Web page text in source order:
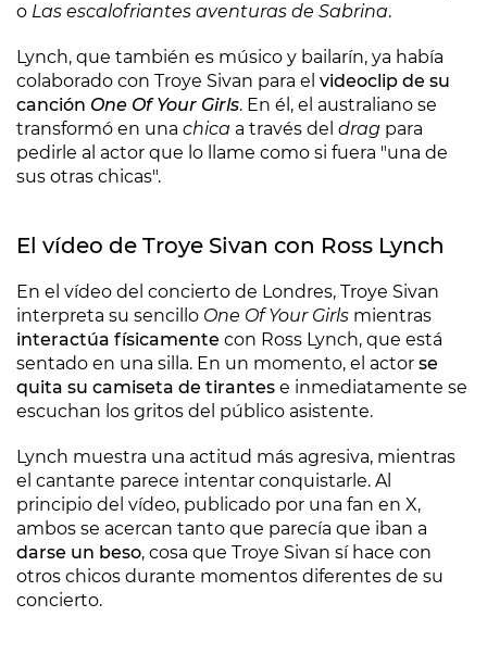
o Las escalofriantes aventuras de Sabrina.
Lynch, que también es músico y bailarín, ya había
colaborado con Troye Sivan para el videoclip de su
canción One Of Your Girls. En él, el australiano se
transformó en una chica a través del drag para
pedirle al actor que lo llame como si fuera "una de
sus otras chicas".
El vídeo de Troye Sivan con Ross Lynch
En el vídeo del concierto de Londres, Troye Sivan
interpreta su sencillo One Of Your Girls mientras
interactúa físicamente con Ross Lynch, que está
sentado en una silla. En un momento, el actor se
quita su camiseta de tirantes e inmediatamente se
escuchan los gritos del público asistente.
Lynch muestra una actitud más agresiva, mientras
el cantante parece intentar conquistarle. Al
principio del vídeo, publicado por una fan en X,
ambos se acercan tanto que parecía que iban a
darse un beso, cosa que Troye Sivan sí hace con
otros chicos durante momentos diferentes de su
concierto.